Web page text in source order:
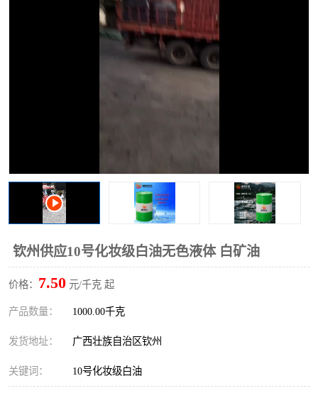
钦州供应10号化妆级白油无色液体 白矿油
价格： 7.50 元/千克 起
产品数量： 1000.00千克
发货地址： 广西壮族自治区钦州
关键词： 10号化妆级白油